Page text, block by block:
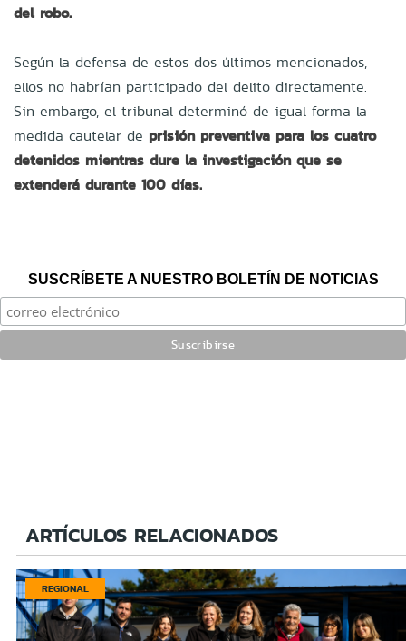
del robo.
Según la defensa de estos dos últimos mencionados,
ellos no habrían participado del delito directamente.
Sin embargo, el tribunal determinó de igual forma la
medida cautelar de prisión preventiva para los cuatro
detenidos mientras dure la investigación que se
extenderá durante 100 días.
SUSCRÍBETE A NUESTRO BOLETÍN DE NOTICIAS
ARTÍCULOS RELACIONADOS
REGIONAL